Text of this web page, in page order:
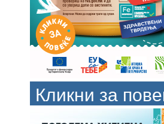
Кликни за